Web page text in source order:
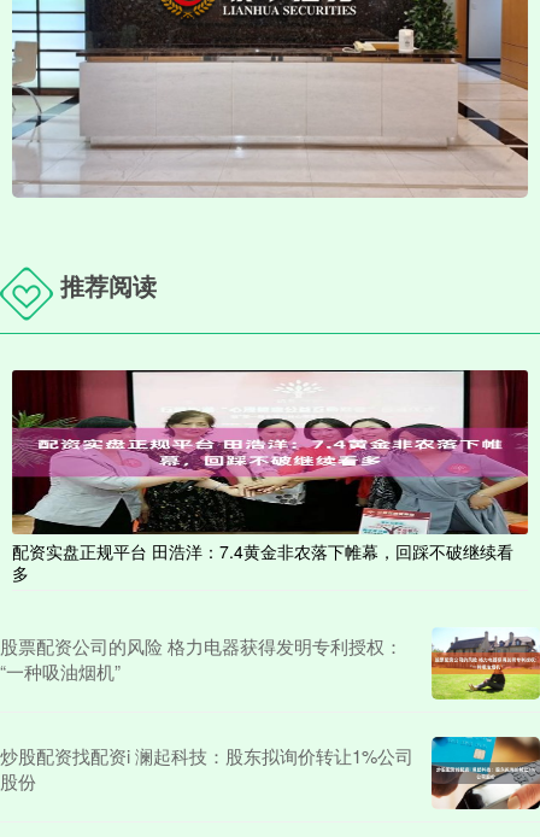
推荐阅读
配资实盘正规平台 田浩洋：7.4黄金非农落下帷幕，回踩不破继续看
多
股票配资公司的风险 格力电器获得发明专利授权：
“一种吸油烟机”
炒股配资找配资i 澜起科技：股东拟询价转让1%公司
股份